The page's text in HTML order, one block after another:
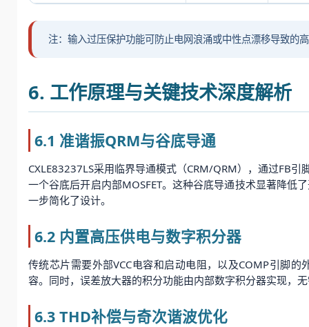
注：输入过压保护功能可防止电网浪涌或中性点漂移导致的
6. 工作原理与关键技术深度解析
6.1 准谐振QRM与谷底导通
CXLE83237LS采用临界导通模式（CRM/QRM），通过FB
一个谷底后开启内部MOSFET。这种谷底导通技术显著降
一步简化了设计。
6.2 内置高压供电与数字积分器
传统芯片需要外部VCC电容和启动电阻，以及COMP引脚的
容。同时，误差放大器的积分功能由内部数字积分器实现，
6.3 THD补偿与奇次谐波优化